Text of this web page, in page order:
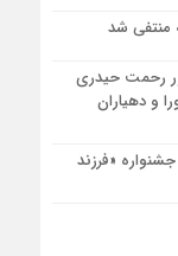
ایران – مشهد
نجف
منتفی شد
رحمت حیدری
و دهیاران
«فرزند